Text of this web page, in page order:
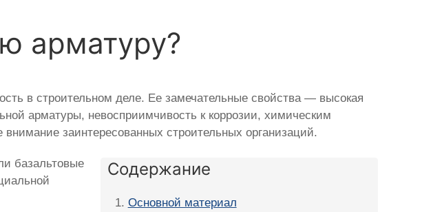
арматуру?
в строительном деле. Ее замечательные свойства — высокая
арматуры, невосприимчивость к коррозии, химическим
заинтересованных строительных организаций.
Содержание
Основной материал
базальтовые